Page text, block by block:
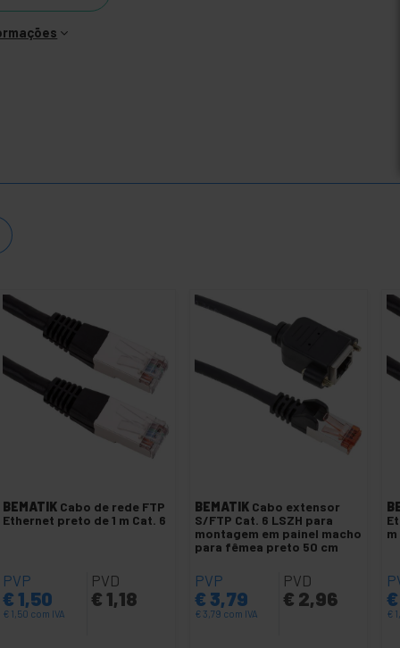
BEMATIK Cabo de rede FTP
Ethernet preto de 1 m Cat. 6
PVP
€ 1,50
€ 1,50 com IVA
PVD
€ 1,18
BEMATIK Cabo extensor
S/FTP Cat. 6 LSZH para
montagem em painel macho
para fêmea preto 50 cm
PVP
€ 3,79
€ 3,79 com IVA
PVD
€ 2,96
m
€
€